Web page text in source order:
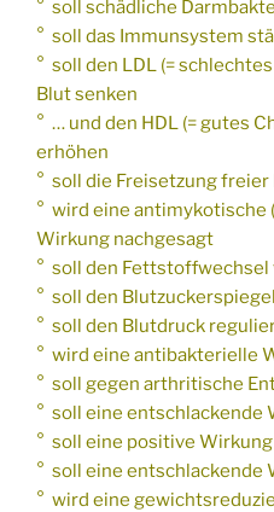
° soll schädliche
° soll das Immunsystem
° soll den LDL (=
Blut senken
° … und den HDL (= gutes
erhöhen
° soll die Freisetzung freier
° wird eine antimykotische
Wirkung nachgesagt
° soll den Fettstoffwechsel
° soll den
° soll den Blutdruck
° wird eine antibakterielle
° soll gegen arthritische
° soll eine entschlackende
° soll eine positive
° soll eine entschlackende
° wird eine